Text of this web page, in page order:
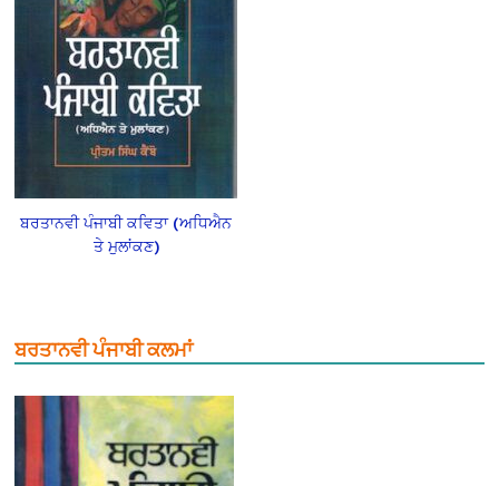
ਬਰਤਾਨਵੀ ਪੰਜਾਬੀ ਕਵਿਤਾ (ਅਧਿਐਨ
ਤੇ ਮੁਲਾਂਕਣ)
ਬਰਤਾਨਵੀ ਪੰਜਾਬੀ ਕਲਮਾਂ